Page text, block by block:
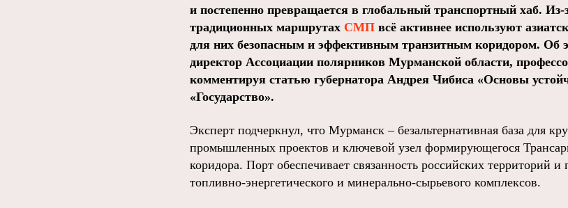
и постепенно превращается в глобальный транспортный хаб.
традиционных маршрутах СМП всё активнее используют
для них безопасным и эффективным транзитным коридором. Об
директор Ассоциации полярников Мурманской области,
комментируя статью губернатора Андрея Чибиса «Основы
«Государство».
Эксперт подчеркнул, что Мурманск – безальтернативная база для
промышленных проектов и ключевой узел формирующегося
коридора. Порт обеспечивает связанность российских территорий
топливно‑энергетического и минерально‑сырьевого комплексов.